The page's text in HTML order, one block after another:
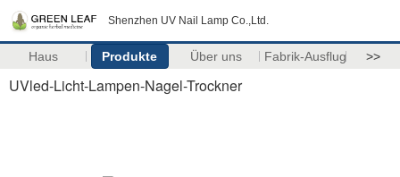
Shenzhen UV Nail Lamp Co.,Ltd.
Haus Produkte Über uns Fabrik-Ausflug >>
UVled-Licht-Lampen-Nagel-Trockner